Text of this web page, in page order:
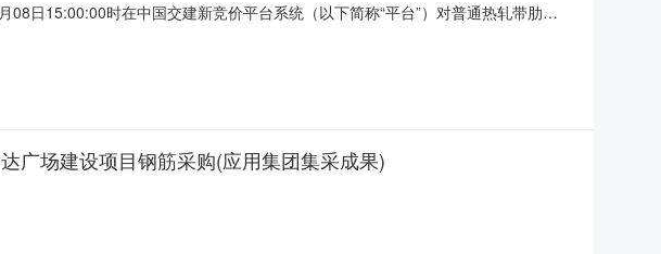
日15:00:00时在中国交建新竞价平台系统（以下简称“平台”）对普通热轧带肋钢
实地看货为准。看货过程中，看货者就具体关注问题，可要求重点展示
广场建设项目钢筋采购(应用集团集采成果)